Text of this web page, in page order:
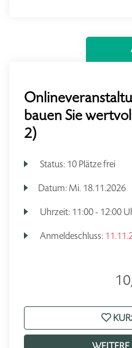
bauen Sie
2)
Status: 10 Plätze frei
Datum: Mi. 18.11.2026
Uhrzeit: 11:00 - 12:00
Anmeldeschluss: